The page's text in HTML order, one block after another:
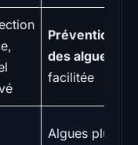
Prévention
des algues
facilitée
Algues plus